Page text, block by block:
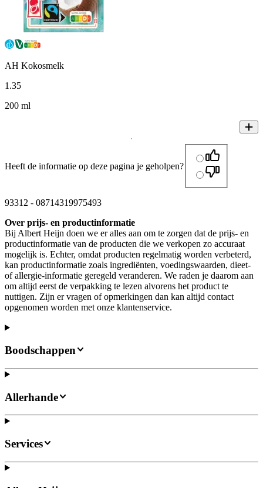
AH Kokosmelk
1 .35
200 ml
Heeft de informatie op deze pagina je geholpen?
93312 - 08714319975493
Over prijs- en productinformatie
Bij Albert Heijn doen we er alles aan om te zorgen dat de prijs- en
productinformatie van de producten die we verkopen zo accuraat
mogelijk is. Echter, omdat producten regelmatig worden verbeterd,
kan productinformatie zoals ingrediënten, voedingswaarden, dieet-
of allergie-informatie geregeld veranderen. We raden je daarom aan
om altijd eerst de verpakking te lezen alvorens het product te
nuttigen. Zijn er vragen of opmerkingen dan kan altijd contact
opgenomen worden met onze klantenservice.
Boodschappen
Allerhande
Services